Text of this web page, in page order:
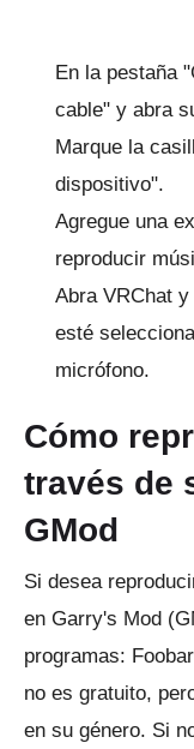
En la pestaña
cable" y abra
Marque la
dispositivo".
Agregue una
reproducir
Abra VRChat
esté
micrófono.
Cómo
través de
GMod
Si desea
en Garry's Mod
programas: Foobar
no es gratuito,
en su género. Si